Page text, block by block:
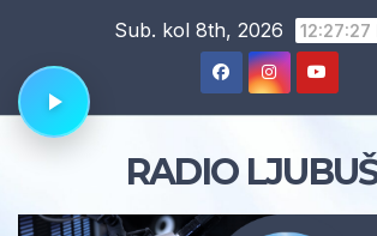
content
Sub. kol 8th, 2026 12:27:28
RADIO